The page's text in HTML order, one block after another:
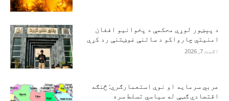
د پېښور لوړې محکمې د پخوانیو افغان
امنیتي چارواکو د ساتنې غوښتنې رد کړې
اګست 7, 2026
عربي سرمایه او نوې استعمارګري: څنګه
اقتصادي ګټې له سیاسي تسلط سره